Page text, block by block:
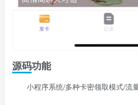
源码功能
小程序系统/多种卡密领取模式/流